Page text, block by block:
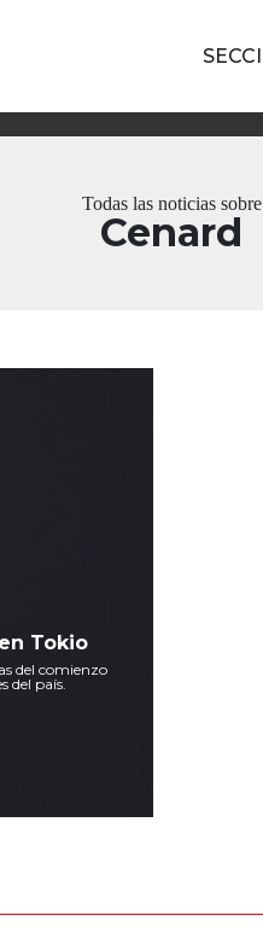
Todas las noticias sobre
Cenard
Tokio
del comienzo
del país.